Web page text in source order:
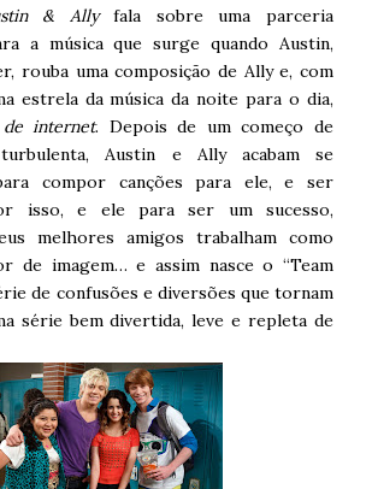
& Allyfala sobre uma parceria
a música que surge quando Austin,
rouba uma composição de Ally e, com
estrela da música da noite para o dia,
internet. Depois de um começo de
Austin e Ally acabam se
compor canções para ele, e ser
isso, e ele para ser um sucesso,
melhores amigos trabalham como
de imagem… e assim nasce o “Team
de confusões e diversões que tornam
série bem divertida, leve e repleta de